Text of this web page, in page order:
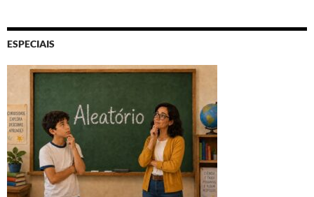
ESPECIAIS